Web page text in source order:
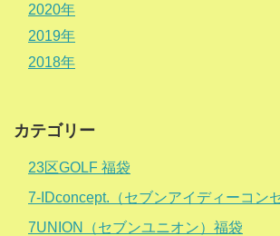
2020年
2019年
2018年
カテゴリー
23区GOLF 福袋
7-IDconcept.（セブンアイディーコン
7UNION（セブンユニオン）福袋